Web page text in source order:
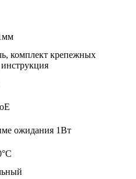
комплект крепежных
ожидания 1Вт